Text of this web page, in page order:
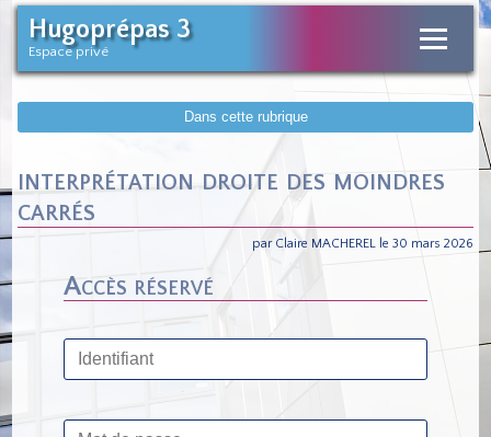
Hugoprépas 3
Espace privé
Dans cette rubrique
interprétation droite des moindres
carrés
par Claire MACHEREL le 30 mars 2026
Accès réservé